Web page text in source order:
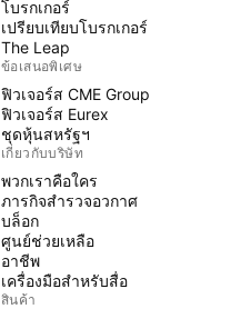
โบรกเกอร์
เปรียบเทียบโบรกเกอร์
The Leap
ข้อเสนอพิเศษ
ฟิวเจอร์ส CME Group
ฟิวเจอร์ส Eurex
ชุดหุ้นสหรัฐฯ
เกี่ยวกับบริษัท
พวกเราคือใคร
ภารกิจสำรวจอวกาศ
บล็อก
ศูนย์ช่วยเหลือ
อาชีพ
เครื่องมือสำหรับสื่อ
สินค้า